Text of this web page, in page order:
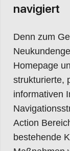
navigiert
Denn zum
Homepage
strukturierte,
informativen
Action
bestehende